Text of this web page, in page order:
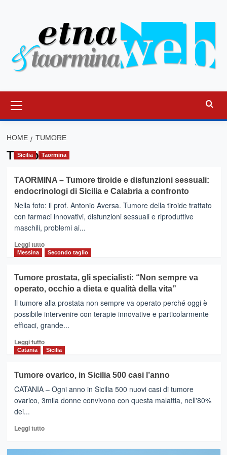
principale
HOME TUMORE
Tumore
Sicilia Taormina
TAORMINA – Tumore tiroide e disfunzioni sessuali:
endocrinologi di Sicilia e Calabria a confronto
Nella foto: il prof. Antonio Aversa. Tumore della tiroide trattato
con farmaci innovativi, disfunzioni sessuali e riproduttive
maschili, problemi ai...
Leggi tuttoLeggi
di
TAORMINA
–
Tumore
tiroide
e
disfunzioni
sessuali:
endocrinologi
e
Calabria
a
Messina Secondo taglio
Tumore prostata, gli specialisti: “Non sempre va
operato, occhio a dieta e qualità della vita”
Il tumore alla prostata non sempre va operato perché oggi è
possibile intervenire con terapie innovative e particolarmente
efficaci, grande...
Leggi tuttoLeggi
di
Tumore
prostata,
gli
sempre
Catania Sicilia
Tumore ovarico, in Sicilia 500 casi l’anno
CATANIA – Ogni anno in Sicilia 500 nuovi casi di tumore
ovarico, 3mila donne convivono con questa malattia, nell'80%
dei...
Leggi tuttoLeggi